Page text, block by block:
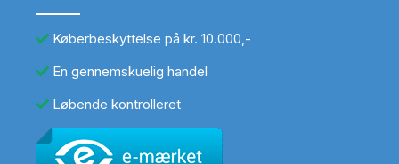
Køberbeskyttelse på kr. 10.000,-
En gennemskuelig handel
Løbende kontrolleret